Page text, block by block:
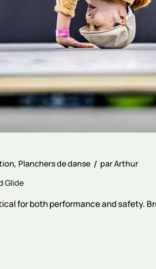
Planchers de danse parArthur
Glide
for both performance and safety.